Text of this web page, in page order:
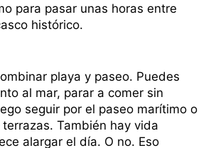
para pasar unas horas entre
histórico.
playa y paseo. Puedes
al mar, parar a comer sin
seguir por el paseo marítimo o
También hay vida
alargar el día. O no. Eso